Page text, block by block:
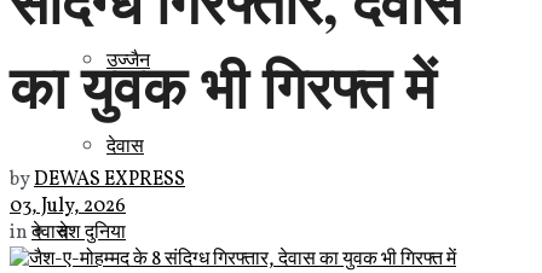
उज्जैन
देवास
देश दुनिया
का युवक भी गिरफ्त में
byDEWAS EXPRESS
03, July, 2026
inदेवास